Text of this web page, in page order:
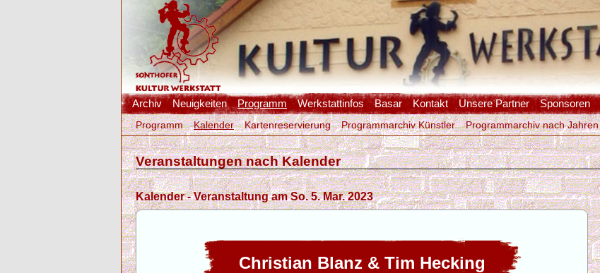
Archiv Neuigkeiten Programm Werkstattinfos Basar Kontakt Unsere Partner Sponsoren
Programm Kalender Kartenreservierung Programmarchiv Künstler Programmarchiv nach Jahren
Veranstaltungen nach Kalender
Kalender - Veranstaltung am So. 5. Mar. 2023
Christian Blanz & Tim Hecking